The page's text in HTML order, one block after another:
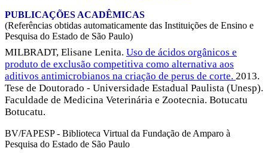
PUBLICAÇÕES ACADÊMICAS
(Referências obtidas automaticamente das Instituições de Ensino e
Pesquisa do Estado de São Paulo)
MILBRADT, Elisane Lenita. Uso de ácidos orgânicos e
produto de exclusão competitiva como alternativa aos
aditivos antimicrobianos na criação de perus de corte. 2013.
Tese de Doutorado - Universidade Estadual Paulista (Unesp).
Faculdade de Medicina Veterinária e Zootecnia. Botucatu
Botucatu.
BV/FAPESP - Biblioteca Virtual da Fundação de Amparo à
Pesquisa do Estado de São Paulo